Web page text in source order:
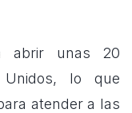
abrir unas 20
lo que
atender a las